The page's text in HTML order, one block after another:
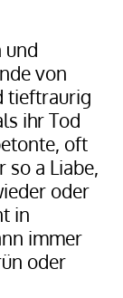
und
von
tieftraurig
ihr Tod
oft
so a Liabe,
oder
in
immer
oder